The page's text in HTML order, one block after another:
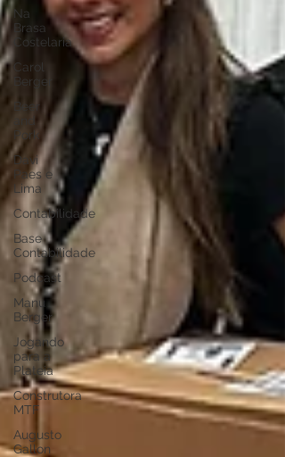
Na
Brasa
Costelaria
Carol
Berger
Beer
Pork
Davi
Paes e
Lima
Contabilidade
Base
Contabilidade
Podcast
Manu
Berger
Jogando
para a
Plateia
Construtora
MTF
Augusto
Gallon